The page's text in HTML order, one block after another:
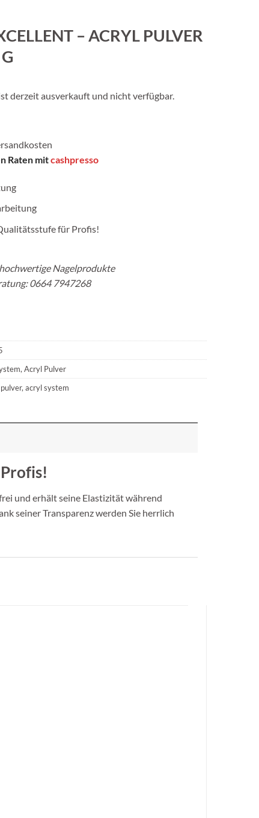
– ACRYL PULVER
derzeit ausverkauft und nicht verfügbar.
Raten mitcashpresso
für Profis!
Nagelprodukte
0664 7947268
, Acryl Pulver
, acryl system
und erhält seine Elastizität während
seiner Transparenz werden Sie herrlich